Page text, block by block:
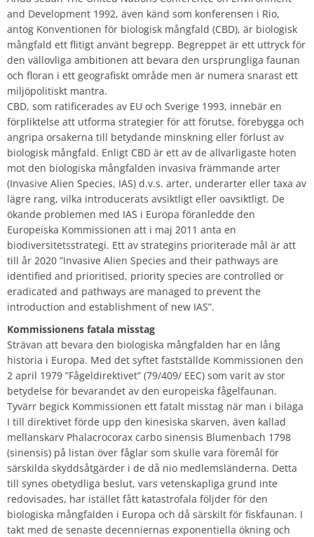
and Development 1992, även känd som konferensen i Rio,
antog Konventionen för biologisk mångfald (CBD), är biologisk
mångfald ett flitigt använt begrepp. Begreppet är ett uttryck för
den vällovliga ambitionen att bevara den ursprungliga faunan
och floran i ett geografiskt område men är numera snarast ett
miljöpolitiskt mantra.
CBD, som ratificerades av EU och Sverige 1993, innebär en
förpliktelse att utforma strategier för att förutse, förebygga och
angripa orsakerna till betydande minskning eller förlust av
biologisk mångfald. Enligt CBD är ett av de allvarligaste hoten
mot den biologiska mångfalden invasiva främmande arter
(Invasive Alien Species, IAS) d.v.s. arter, underarter eller taxa av
lägre rang, vilka introducerats avsiktligt eller oavsiktligt. De
ökande problemen med IAS i Europa föranledde den
Europeiska Kommissionen att i maj 2011 anta en
biodiversitetsstrategi. Ett av strategins prioriterade mål är att
till år 2020 ”Invasive Alien Species and their pathways are
identified and prioritised, priority species are controlled or
eradicated and pathways are managed to prevent the
introduction and establishment of new IAS”.
Kommissionens fatala misstag
Strävan att bevara den biologiska mångfalden har en lång
historia i Europa. Med det syftet fastställde Kommissionen den
2 april 1979 ”Fågeldirektivet” (79/409/ EEC) som varit av stor
betydelse för bevarandet av den europeiska fågelfaunan.
Tyvärr begick Kommissionen ett fatalt misstag när man i bilaga
I till direktivet förde upp den kinesiska skarven, även kallad
mellanskarv Phalacrocorax carbo sinensis Blumenbach 1798
(sinensis) på listan över fåglar som skulle vara föremål för
särskilda skyddsåtgärder i de då nio medlemsländerna. Detta
till synes obetydliga beslut, vars vetenskapliga grund inte
redovisades, har istället fått katastrofala följder för den
biologiska mångfalden i Europa och då särskilt för fiskfaunan. I
takt med de senaste decenniernas exponentiella ökning och